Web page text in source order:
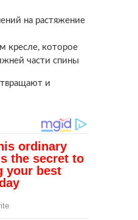
на растяжение
кресле, которое
части спины
и